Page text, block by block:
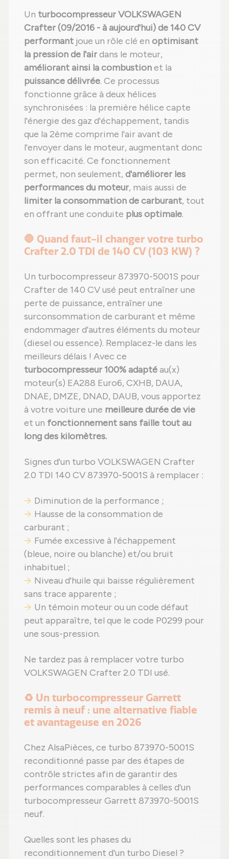
Un turbocompresseur VOLKSWAGEN
Crafter (09/2016 - à aujourd'hui) de 140 CV
performant joue un rôle clé en optimisant
la pression de l'airdans le moteur,
améliorant ainsi la combustionet la
puissance délivrée. Ce processus
fonctionne grâce à deux hélices
synchronisées : la première hélice capte
l'énergie des gaz d'échappement, tandis
que la 2ème comprime l'air avant de
l'envoyer dans le moteur, augmentant donc
son efficacité. Ce fonctionnement
permet, non seulement, d'améliorer les
performances du moteur, mais aussi de
limiter la consommation de carburant, tout
en offrant une conduite plus optimale.
🛑 Quand faut-il changer votre turbo
Crafter 2.0 TDI de 140 CV (103 KW) ?
Un turbocompresseur 873970-5001S pour
Crafter de 140 CV usé peut entraîner une
perte de puissance, entraîner une
surconsommation de carburant et même
endommager d'autres éléments du moteur
(diesel ou essence). Remplacez-le dans les
meilleurs délais ! Avec ce
turbocompresseur 100% adaptéau(x)
moteur(s) EA288 Euro6, CXHB, DAUA,
DNAE, DMZE, DNAD, DAUB, vous apportez
à votre voiture une meilleure durée de vie
et un fonctionnement sans faille tout au
long des kilomètres.
Signes d'un turbo VOLKSWAGEN Crafter
2.0 TDI 140 CV 873970-5001S à remplacer :
Diminution de la performance ;
Hausse de la consommation de
carburant ;
Fumée excessive à l'échappement
(bleue, noire ou blanche) et/ou bruit
inhabituel ;
Niveau d'huile qui baisse régulièrement
sans trace apparente ;
Un témoin moteur ou un code défaut
peut apparaître, tel que le code P0299 pour
une sous-pression.
Ne tardez pas à remplacer votre turbo
VOLKSWAGEN Crafter 2.0 TDI usé.
♻️ Un turbocompresseur Garrett
remis à neuf : une alternative fiable
et avantageuse en 2026
Chez AlsaPièces, ce turbo 873970-5001S
reconditionné passe par des étapes de
contrôle strictes afin de garantir des
performances comparables à celles d'un
turbocompresseur Garrett 873970-5001S
neuf.
Quelles sont les phases du
reconditionnement d'un turbo Diesel ?